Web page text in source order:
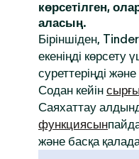
көрсетілген,
аласың.
Біріншіден,
екеніңді
суреттеріңді
Содан кейін
Саяхаттау
функциясын
және басқа